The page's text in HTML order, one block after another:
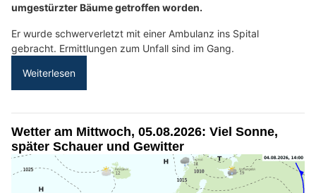
umgestürzter Bäume getroffen worden.
Er wurde schwerverletzt mit einer Ambulanz ins Spital
gebracht. Ermittlungen zum Unfall sind im Gang.
Weiterlesen
Wetter am Mittwoch, 05.08.2026: Viel Sonne,
später Schauer und Gewitter